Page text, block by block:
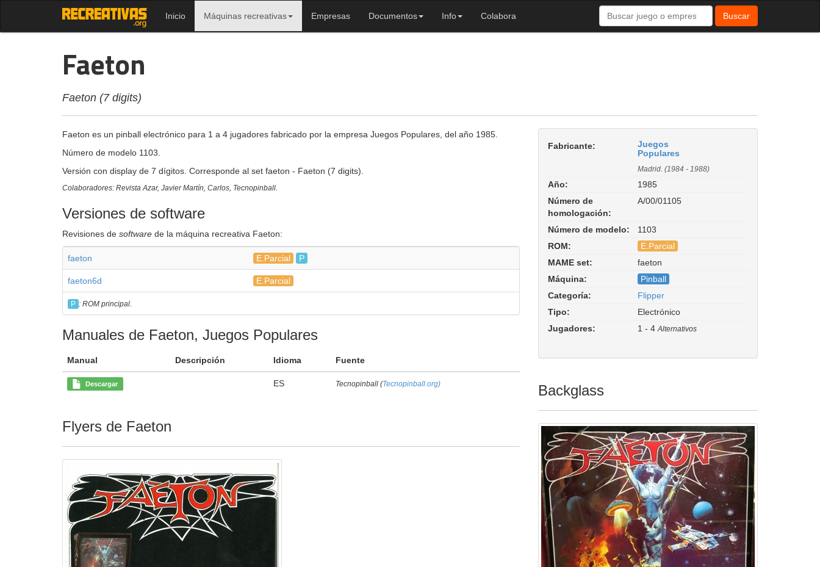
Inicio Máquinas recreativas Empresas Documentos Info Colabora Buscar
Faeton
Faeton (7 digits)
Faeton es un pinball electrónico para 1 a 4 jugadores fabricado por la empresa Juegos Populares, del año 1985.
Número de modelo 1103.
Versión con display de 7 dígitos. Corresponde al set faeton - Faeton (7 digits).
Colaboradores: Revista Azar, Javier Martín, Carlos, Tecnopinball.
Versiones de software
Revisiones de software de la máquina recreativa Faeton:
faeton E.Parcial P
faeton6d E.Parcial
P : ROM principal.
Manuales de Faeton, Juegos Populares
Manual Descripción Idioma Fuente
Descargar ES Tecnopinball (Tecnopinball.org)
Flyers de Faeton
Fabricante:
Juegos
Populares
Madrid. (1984 - 1988)
Año:
1985
Número de
homologación:
A/00/01105
Número de modelo:
1103
ROM:
E.Parcial
MAME set:
faeton
Faeton (7 digits). Driver:
pinball/jp.cpp
Máquina:
Pinball
Categoría:
Flipper
Tipo:
Electrónico
Jugadores:
1 - 4 Alternativos
Backglass